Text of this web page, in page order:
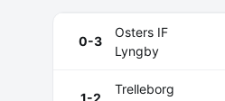
0-3
Osters IF
Lyngby
Trelleborg